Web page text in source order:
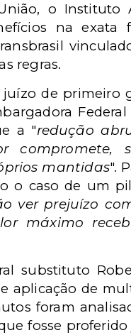
o Instituto
na exata
regras.
de primeiro
Federal
a "redução
compromete,
mantidas".
o caso de um
ver prejuízo
máximo
substituto
aplicação de
foram
fosse